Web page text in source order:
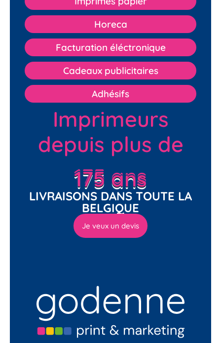
Horeca
Facturation éléctronique
Cadeaux publicitaires
Adhésifs
Imprimeurs
depuis plus de
175 ans
LIVRAISONS DANS TOUTE LA
BELGIQUE
Je veux un devis